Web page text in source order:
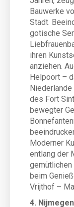
Bauwerke
Stadt.
gotische
ihren
anziehen.
Helpoort –
des Fort
bewegter
Moderner
entlang der
beim
Vrijthof –
4.